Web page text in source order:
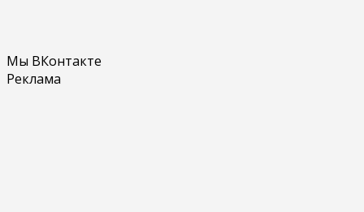
Мы ВКонтакте
Реклама